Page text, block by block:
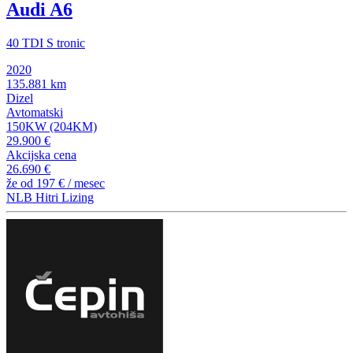
Audi A6
40 TDI S tronic
2020
135.881 km
Dizel
Avtomatski
150KW (204KM)
29.900 €
Akcijska cena
26.690 €
že od 197 € / mesec
NLB Hitri Lizing